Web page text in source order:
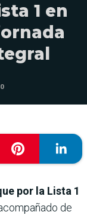
1 en
por la Lista 1
de